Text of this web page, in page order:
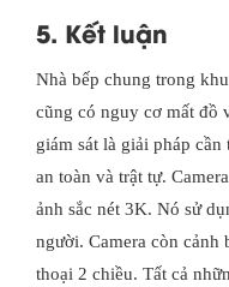
5. Kết luận
Nhà bếp chung trong
cũng có nguy cơ mất đồ
giám sát là giải pháp
an toàn và trật tự.
ảnh sắc nét 3K. Nó sử
người. Camera còn cảnh
thoại 2 chiều. Tất cả